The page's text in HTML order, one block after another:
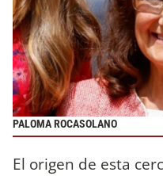
PALOMA ROCASOLANO
El origen de esta